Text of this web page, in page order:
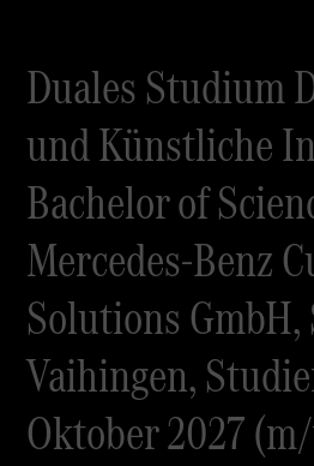
Duales Studium
und Künstliche
Bachelor of
Mercedes-Benz
Solutions
Vaihingen,
Oktober 2027